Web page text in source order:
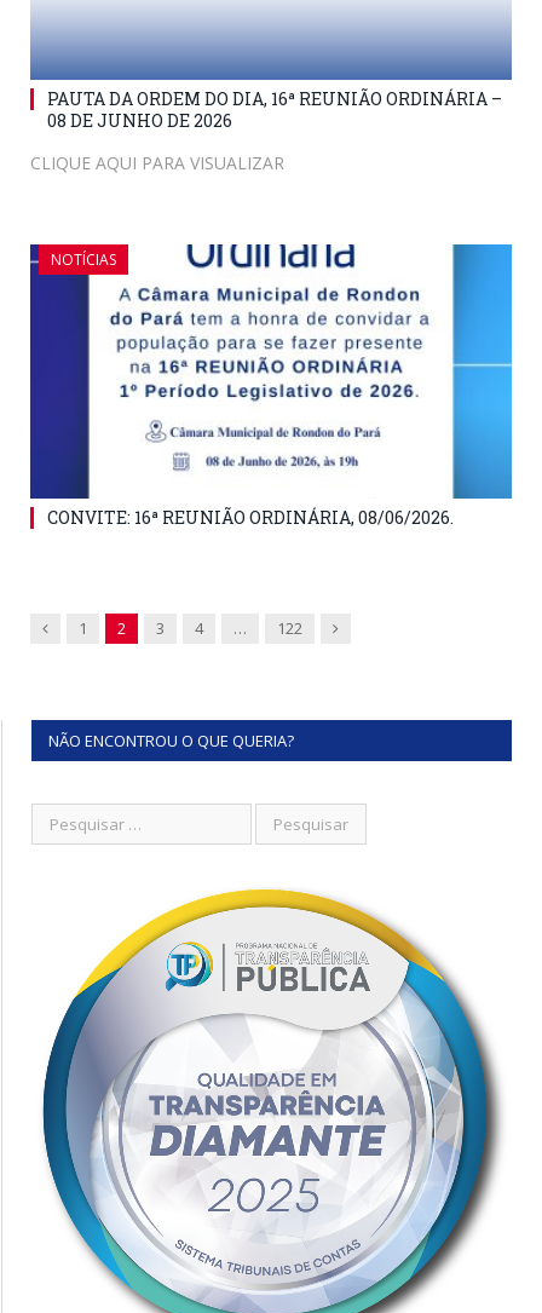
PAUTA DA ORDEM DO DIA, 16ª REUNIÃO ORDINÁRIA –
08 DE JUNHO DE 2026
CLIQUE AQUI PARA VISUALIZAR
NOTÍCIAS
CONVITE: 16ª REUNIÃO ORDINÁRIA, 08/06/2026.
Previous
1 2 3 4 … 122 Next
NÃO ENCONTROU O QUE QUERIA?